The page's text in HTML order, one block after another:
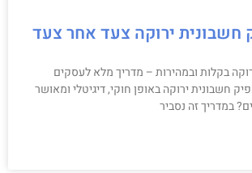
חשבונית ירוקה צעד אחר צעד
בקלות ובמהירות – מדריך מלא לעסקים
חשבונית ירוקה באופן חוקי, דיגיטלי ומאושר
במדריך זה נסביר